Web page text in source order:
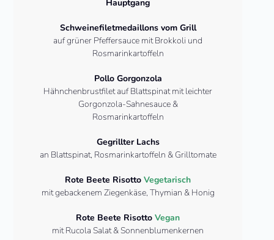
Hauptgang
Schweinefiletmedaillons vom Grill
auf grüner Pfeffersauce mit Brokkoli und
Rosmarinkartoffeln
Pollo Gorgonzola
Hähnchenbrustfilet auf Blattspinat mit leichter
Gorgonzola-Sahnesauce &
Rosmarinkartoffeln
Gegrillter Lachs
an Blattspinat, Rosmarinkartoffeln & Grilltomate
Rote Beete Risotto Vegetarisch
mit gebackenem Ziegenkäse, Thymian & Honig
Rote Beete Risotto Vegan
mit Rucola Salat & Sonnenblumenkernen